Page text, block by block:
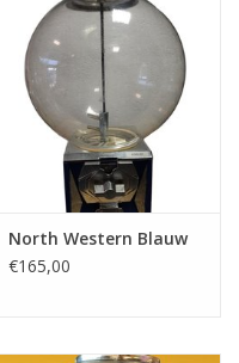
North Western Blauw
€165,00